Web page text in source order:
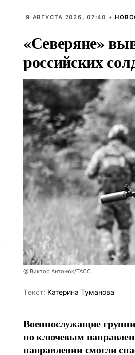
9 АВГУСТА 2026, 07:40 •
«Северяне»
российских
@ Виктор Антонюк/ТАСС
Tекст: Катерина Туманова
Военнослужащие
по ключевым
направлении смогли